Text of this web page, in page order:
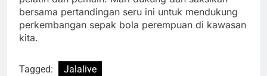
bersama pertandingan seru ini untuk mendukung
perkembangan sepak bola perempuan di kawasan
kita.
Tagged:
Jalalive